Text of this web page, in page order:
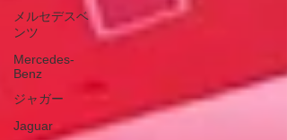
メルセデスベ
ンツ
Mercedes-
Benz
ジャガー
Jaguar